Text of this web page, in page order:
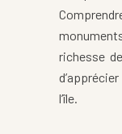
richesse
l’île.